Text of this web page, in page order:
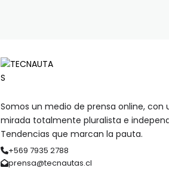
Somos un medio de prensa online, con
mirada totalmente pluralista e
Tendencias que marcan la pauta.
+569 7935 2788
prensa@tecnautas.cl